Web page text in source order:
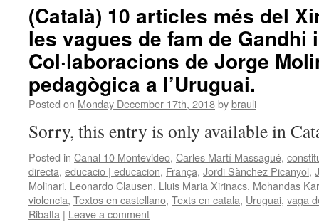
(Català) 10 articles més del
les vagues de fam de Gandhi
Col·laboracions de Jorge
pedagògica a l’Uruguai.
Posted on Monday December 17th, 2018bybrauli
Sorry, this entry is only available in
Posted in Canal 10 Montevideo, Carles Martí Massagué,
directa, educacio | educacion, França, Jordi Sànchez Picanyol,
Molinari, Leonardo Clausen, Lluis Maria Xirinacs, Mohandas
violencia, Textos en castellano, Texts en catala, Uruguai, vaga
Ribalta | Leave a comment